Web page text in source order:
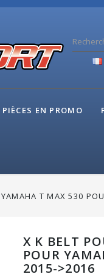
PIÈCES EN PROMO
T MAX 530
X K BELT
POUR
2015->2016